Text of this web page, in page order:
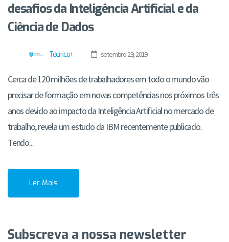
desafios da Inteligência Artificial e da
Ciência de Dados
Técnico+ setembro 29, 2019
Cerca de 120 milhões de trabalhadores em todo o mundo vão
precisar de formação em novas competências nos próximos três
anos devido ao impacto da Inteligência Artificial no mercado de
trabalho, revela um estudo da IBM recentemente publicado.
Tendo...
Ler Mais
Subscreva a nossa newsletter